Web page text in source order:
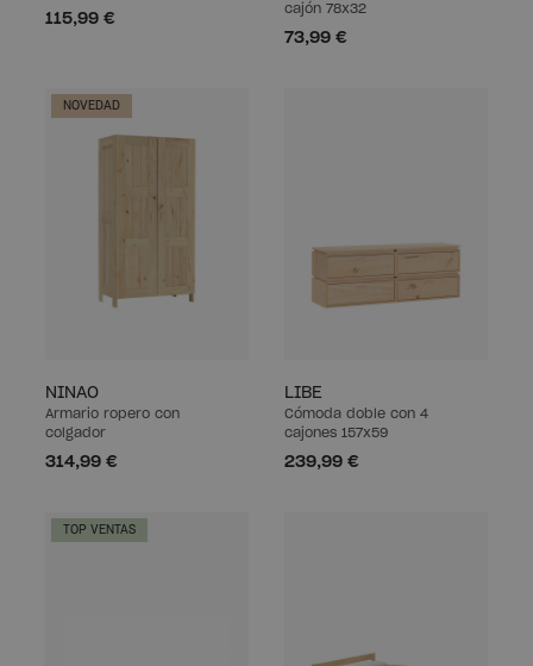
115,99 €
cajón 78x32
73,99 €
NOVEDAD
NINAO
Armario ropero con
colgador
314,99 €
LIBE
Cómoda doble con 4
cajones 157x59
239,99 €
TOP VENTAS